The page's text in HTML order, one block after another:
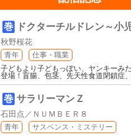
巻 ドクターチルドレン～小
秋野桜花
青年
仕事・職業
子どもより子どもっぽい、ヤンキーみ
登場！盲腸、包茎、先天性食道閉鎖症
巻 サラリーマンＺ
石田点／ＮＵＭＢＥＲ８
青年
サスペンス・ミステリー